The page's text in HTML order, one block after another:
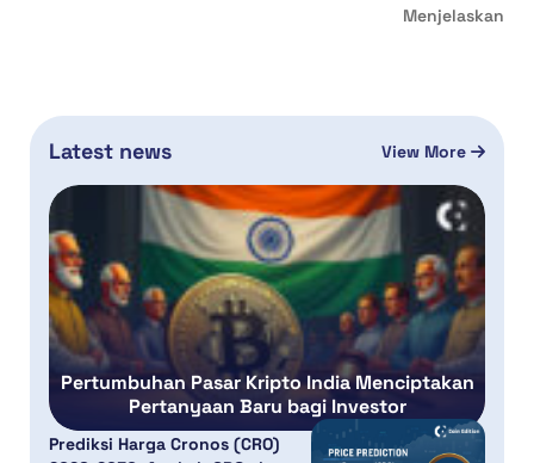
Menjelaskan
Latest news View More
Pertumbuhan Pasar Kripto India Menciptakan
Pertanyaan Baru bagi Investor
Prediksi Harga Cronos (CRO)